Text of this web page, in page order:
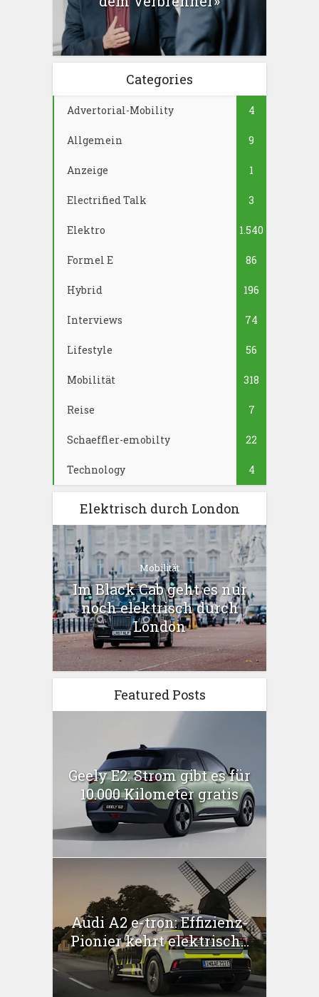
Categories
Advertorial-Mobility 4
Allgemein 9
Anzeige 1
Electrified Talk 3
Elektro 1.540
Formel E 86
Hybrid 196
Interviews 74
Lifestyle 56
Mobilität 318
Reise 7
Schaeffler-emobilty 22
Technology 4
Elektrisch durch London
Mobilität
Im Black Cab geht es nur
noch elektrisch durch
London
Featured Posts
Geely E2: Strom gibt es für
10.000 Kilometer gratis
Audi A2 e-tron: Effizienz-
Pionier kehrt elektrisch...